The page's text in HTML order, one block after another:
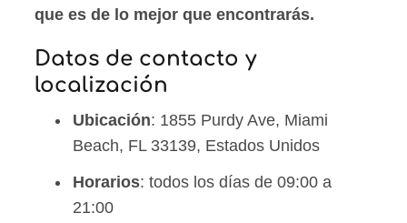
que es de lo mejor que encontrarás.
Datos de contacto y
localización
Ubicación: 1855 Purdy Ave, Miami
Beach, FL 33139, Estados Unidos
Horarios: todos los días de 09:00 a
21:00